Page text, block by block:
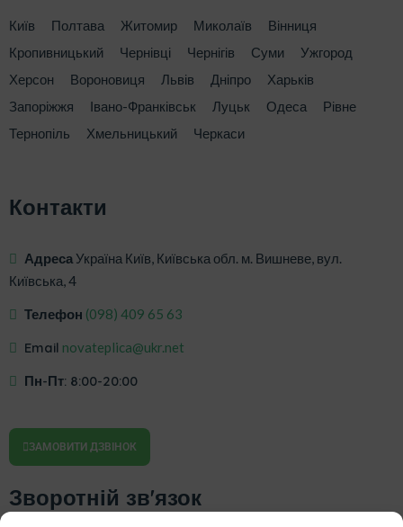
Київ Полтава Житомир Миколаїв
Вінниця
Кропивницький
Чернівці Чернігів Суми
Ужгород
Херсон
Вороновиця Львів Дніпро
Харьків
Запоріжжя
Івано-Франківськ Луцьк Одеса
Рівне
Тернопіль
Хмельницький Черкаси
Контакти
Адреса Україна Київ, Київська обл. м. Вишневе, вул.
Київська, 4
Телефон ‎(098) 409 65 63
Email novateplica@ukr.net
Пн-Пт: 8:00-20:00
ЗАМОВИТИ ДЗВІНОК
Зворотній зв'язок